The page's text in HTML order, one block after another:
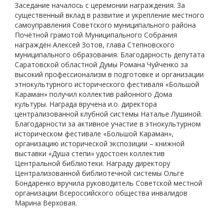
Заседание началось с церемонии награждения. За
существенный вклад в развитие и укрепление местного
самоуправления Советского муниципального района
Почётной грамотой Муниципального Собрания
награждён Алексей Зотов, глава Степновского
муниципального образования. Благодарность депутата
Саратовской областной Думы Романа Чуйченко за
высокий профессионализм в подготовке и организации
этнокультурного исторического фестиваля «Большой
Караман» получил коллектив районного Дома
культуры. Награда вручена и.о. директора
централизованной клубной системы Наталье Лушиной.
Благодарности за активное участие в этнокультурном
историческом фестивале «Большой Караман»,
организацию исторической экспозиции – книжной
выставки «Душа степи» удостоен коллектив
Центральной библиотеки. Награду директору
Централизованной библиотечной системы Ольге
Бондаренко вручила руководитель Советской местной
организации Всероссийского общества инвалидов
Марина Верховая.